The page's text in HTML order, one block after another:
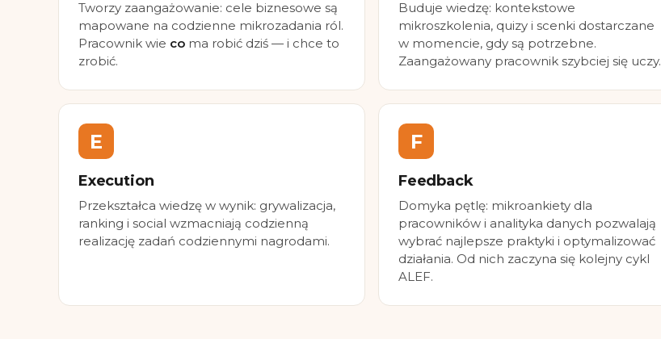
Tworzy zaangażowanie: cele biznesowe są
mapowane na codzienne mikrozadania ról.
Pracownik wie co ma robić dziś — i chce to
zrobić.
Buduje wiedzę: kontekstowe
mikroszkolenia, quizy i scenki dostarczane
w momencie, gdy są potrzebne.
Zaangażowany pracownik szybciej się uczy.
E
Execution
Przekształca wiedzę w wynik: grywalizacja,
ranking i social wzmacniają codzienną
realizację zadań codziennymi nagrodami.
F
Feedback
Domyka pętlę: mikroankiety dla
pracowników i analityka danych pozwalają
wybrać najlepsze praktyki i optymalizować
działania. Od nich zaczyna się kolejny cykl
ALEF.